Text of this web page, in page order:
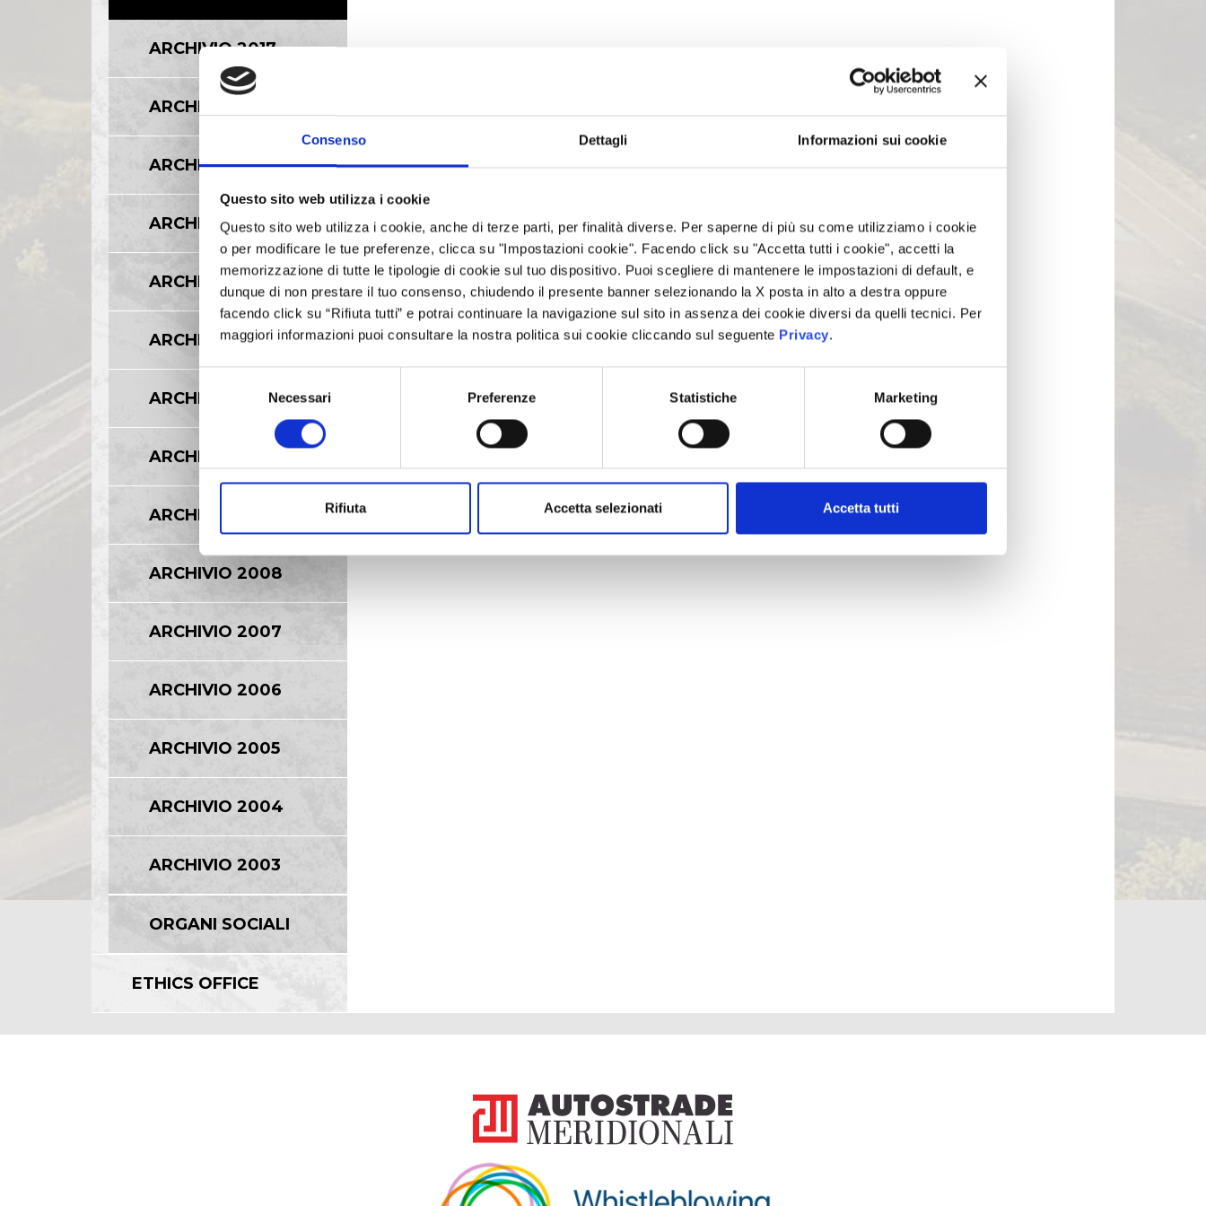
Consenso Dettagli Informazioni sui cookie
Questo sito web utilizza i cookie
Questo sito web utilizza i cookie, anche di terze parti, per finalità diverse. Per saperne di più su come utilizziamo i cookie
o per modificare le tue preferenze, clicca su "Impostazioni cookie". Facendo click su "Accetta tutti i cookie", accetti la
memorizzazione di tutte le tipologie di cookie sul tuo dispositivo. Puoi scegliere di mantenere le impostazioni di default, e
dunque di non prestare il tuo consenso, chiudendo il presente banner selezionando la X posta in alto a destra oppure
facendo click su “Rifiuta tutti” e potrai continuare la navigazione sul sito in assenza dei cookie diversi da quelli tecnici. Per
maggiori informazioni puoi consultare la nostra politica sui cookie cliccando sul seguente Privacy.
Necessari Preferenze Statistiche Marketing
Rifiuta Accetta selezionati Accetta tutti
ARCHIVIO 2017
ARCHIVIO 2016
ARCHIVIO 2015
ARCHIVIO 2014
ARCHIVIO 2013
ARCHIVIO 2012
ARCHIVIO 2011
ARCHIVIO 2010
ARCHIVIO 2009
ARCHIVIO 2008
ARCHIVIO 2007
ARCHIVIO 2006
ARCHIVIO 2005
ARCHIVIO 2004
ARCHIVIO 2003
ORGANI SOCIALI
ETHICS OFFICE